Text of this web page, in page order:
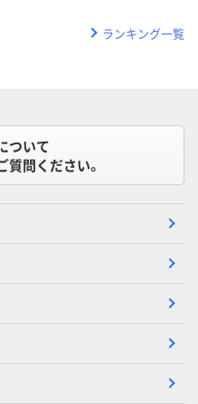
ランキング一覧
ついて
質問ください。